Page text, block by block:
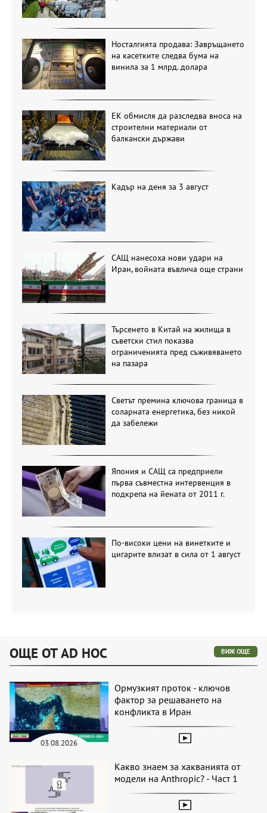
Носталгията продава: Завръщането
на касетките следва бума на
винила за 1 млрд. долара
ЕК обмисля да разследва вноса на
строителни материали от
балкански държави
Кадър на деня за 3 август
САЩ нанесоха нови удари на
Иран, войната въвлича още страни
Търсенето в Китай на жилища в
съветски стил показва
ограниченията пред съживяването
на пазара
Светът премина ключова граница в
соларната енергетика, без никой
да забележи
Япония и САЩ са предприели
първа съвместна интервенция в
подкрепа на йената от 2011 г.
По-високи цени на винетките и
цигарите влизат в сила от 1 август
ОЩЕ ОТ AD HOC ВИЖ ОЩЕ
03.08.2026
Ормузкият проток - ключов
фактор за решаването на
конфликта в Иран
Какво знаем за хакванията от
модели на Anthropic? - Част 1